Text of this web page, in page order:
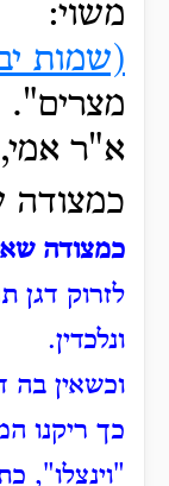
משוי:
(שמות
מצרים".
א"ר
כמצודה
כמצודה
לזרוק דגן
ונלכדין.
וכשאין בה
כך ריקנו
"וינצלו",